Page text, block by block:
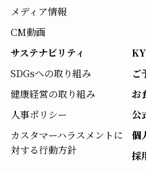
メディア情報
CM動画
サステナビリティ
SDGsへの取り組み
健康経営の取り組み
人事ポリシー
カスタマーハラスメントに
対する行動方針
ご
お
公
個
採